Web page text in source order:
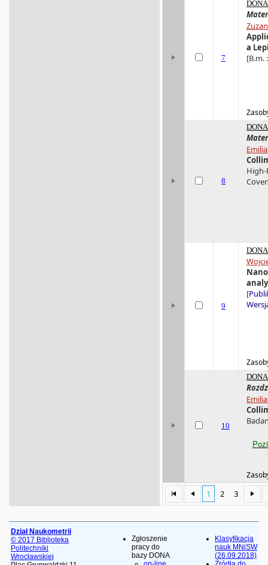
1 2 3
7
a
[B.m.
8
High-
9
[
10
Dział Naukometrii
© 2017 Biblioteka
Politechniki
Wrocławskiej
Zgłoszenie
pracy do
bazy DONA
Klasyfikacja
nauk MNiSW
(26.09.2018)